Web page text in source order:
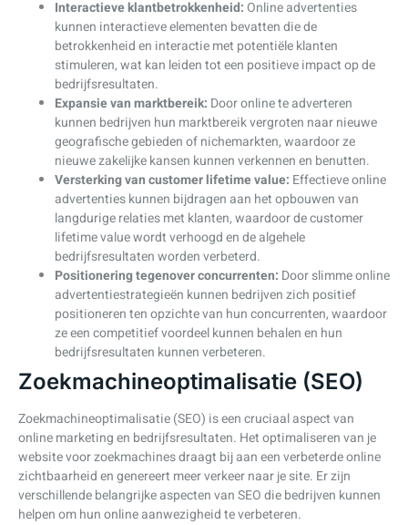
Interactieve klantbetrokkenheid: Online advertenties
kunnen interactieve elementen bevatten die de
betrokkenheid en interactie met potentiële klanten
stimuleren, wat kan leiden tot een positieve impact op de
bedrijfsresultaten.
Expansie van marktbereik: Door online te adverteren
kunnen bedrijven hun marktbereik vergroten naar nieuwe
geografische gebieden of nichemarkten, waardoor ze
nieuwe zakelijke kansen kunnen verkennen en benutten.
Versterking van customer lifetime value: Effectieve online
advertenties kunnen bijdragen aan het opbouwen van
langdurige relaties met klanten, waardoor de customer
lifetime value wordt verhoogd en de algehele
bedrijfsresultaten worden verbeterd.
Positionering tegenover concurrenten: Door slimme online
advertentiestrategieën kunnen bedrijven zich positief
positioneren ten opzichte van hun concurrenten, waardoor
ze een competitief voordeel kunnen behalen en hun
bedrijfsresultaten kunnen verbeteren.
Zoekmachineoptimalisatie (SEO)
Zoekmachineoptimalisatie (SEO) is een cruciaal aspect van
online marketing en bedrijfsresultaten. Het optimaliseren van je
website voor zoekmachines draagt bij aan een verbeterde online
zichtbaarheid en genereert meer verkeer naar je site. Er zijn
verschillende belangrijke aspecten van SEO die bedrijven kunnen
helpen om hun online aanwezigheid te verbeteren.